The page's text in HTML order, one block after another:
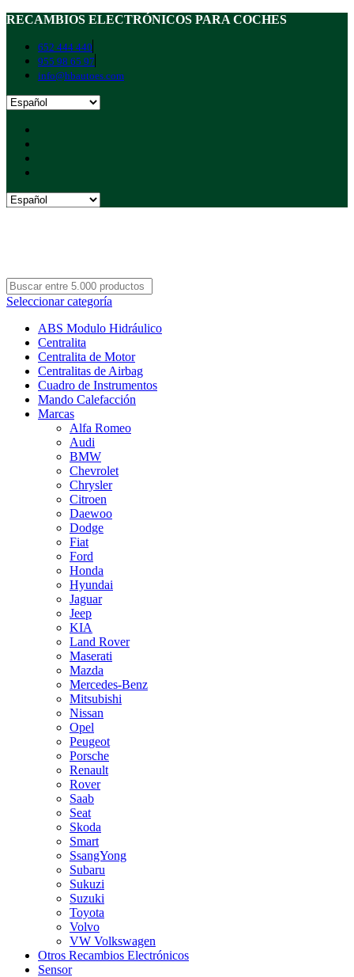
RECAMBIOS ELECTRÓNICOS PARA COCHES
652 444 440
955 98 65 97
info@hbautoes.com
Seleccionar categoría
ABS Modulo Hidráulico
Centralita
Centralita de Motor
Centralitas de Airbag
Cuadro de Instrumentos
Mando Calefacción
Marcas
Alfa Romeo
Audi
BMW
Chevrolet
Chrysler
Citroen
Daewoo
Dodge
Fiat
Ford
Honda
Hyundai
Jaguar
Jeep
KIA
Land Rover
Maserati
Mazda
Mercedes-Benz
Mitsubishi
Nissan
Opel
Peugeot
Porsche
Renault
Rover
Saab
Seat
Skoda
Smart
SsangYong
Subaru
Sukuzi
Suzuki
Toyota
Volvo
VW Volkswagen
Otros Recambios Electrónicos
Sensor